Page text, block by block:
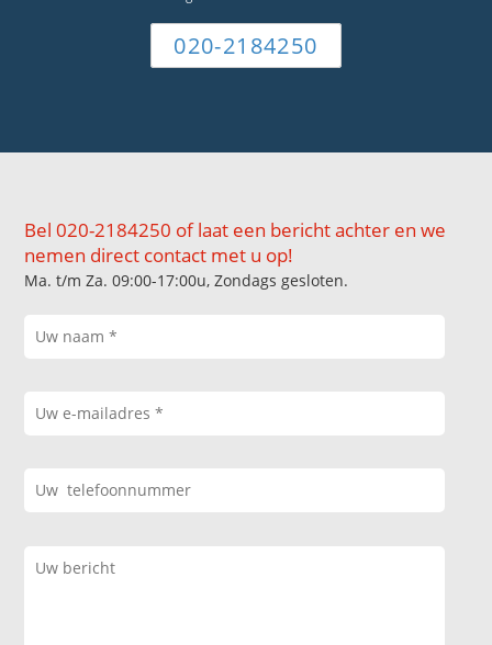
020-2184250
Bel 020-2184250 of laat een bericht achter en we
nemen direct contact met u op!
Ma. t/m Za. 09:00-17:00u, Zondags gesloten.